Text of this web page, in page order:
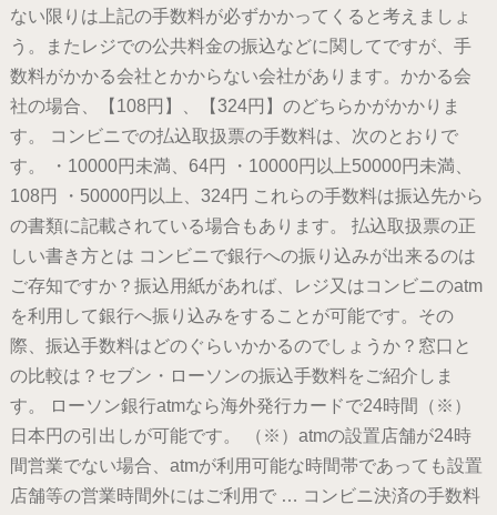
ない限りは上記の手数料が必ずかかってくると考えましょ
う。またレジでの公共料金の振込などに関してですが、手
数料がかかる会社とかからない会社があります。かかる会
社の場合、【108円】、【324円】のどちらかがかかりま
す。 コンビニでの払込取扱票の手数料は、次のとおりで
す。 ・10000円未満、64円 ・10000円以上50000円未満、
108円 ・50000円以上、324円 これらの手数料は振込先から
の書類に記載されている場合もあります。 払込取扱票の正
しい書き方とは コンビニで銀行への振り込みが出来るのは
ご存知ですか？振込用紙があれば、レジ又はコンビニのatm
を利用して銀行へ振り込みをすることが可能です。その
際、振込手数料はどのぐらいかかるのでしょうか？窓口と
の比較は？セブン・ローソンの振込手数料をご紹介しま
す。 ローソン銀行atmなら海外発行カードで24時間（※）
日本円の引出しが可能です。 （※）atmの設置店舗が24時
間営業でない場合、atmが利用可能な時間帯であっても設置
店舗等の営業時間外にはご利用で … コンビニ決済の手数料